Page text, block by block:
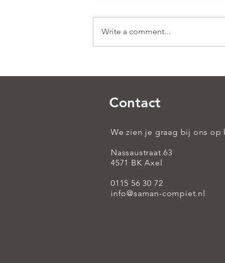
Write a comment...
Contact
We zien je graag bij ons op
Nassaustraat 63
4571 BK Axel
0115 56 30 72
info@saman-compiet.nl